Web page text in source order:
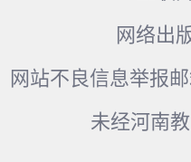
网络出
网站不良信息举报邮
未经河南